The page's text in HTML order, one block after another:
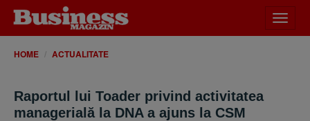
meniu
HOME ACTUALITATE
Raportul lui Toader privind activitatea
managerială la DNA a ajuns la CSM